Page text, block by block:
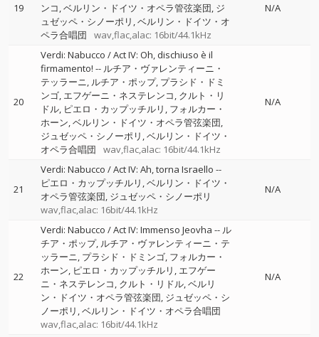
19
ンコ ベルリン・ドイツ・オペラ管弦楽団 ジ
ュゼッペ・シノーポリ ベルリン・ドイツ・オ
ペラ合唱団
wav,flac,alac: 16bit/44.1kHz
N/A
20
Verdi: Nabucco / Act IV: Oh, dischiuso è il
firmamento! -- ルチア・ヴァレンティーニ・
テッラーニ ルチア・ポップ プラシド・ドミ
ンゴ エフゲーニ・ネステレンコ クルト・リ
ドル ピエロ・カップッチルリ フォルカー・
ホーン ベルリン・ドイツ・オペラ管弦楽団
ジュゼッペ・シノーポリ ベルリン・ドイツ・
オペラ合唱団
wav,flac,alac: 16bit/44.1kHz
N/A
21
Verdi: Nabucco / Act IV: Ah, torna Israello --
ピエロ・カップッチルリ ベルリン・ドイツ・
オペラ管弦楽団 ジュゼッペ・シノーポリ
wav,flac,alac: 16bit/44.1kHz
N/A
22
Verdi: Nabucco / Act IV: Immenso Jeovha -- ル
チア・ポップ ルチア・ヴァレンティーニ・テ
ッラーニ プラシド・ドミンゴ フォルカー・
ホーン ピエロ・カップッチルリ エフゲー
ニ・ネステレンコ クルト・リドル ベルリ
ン・ドイツ・オペラ管弦楽団 ジュゼッペ・シ
ノーポリ ベルリン・ドイツ・オペラ合唱団
wav,flac,alac: 16bit/44.1kHz
N/A